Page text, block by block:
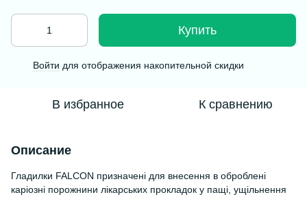
Купить
Войти для отображения накопительной скидки
В избранное К сравнению
Описание
Гладилки FALCON призначені для внесення в оброблені
каріозні порожнини лікарських прокладок у пащі, ущільнення